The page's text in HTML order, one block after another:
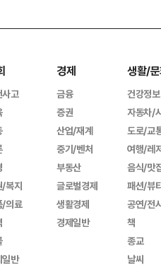
고
/복지
/의료
반
경제
금융
증권
산업/재계
중기/벤처
부동산
글로벌경제
생활경제
경제일반
생활/
건강정보
자동차/
도로/교
여행/레
음식/맛
패션/뷰
공연/전
책
종교
날씨